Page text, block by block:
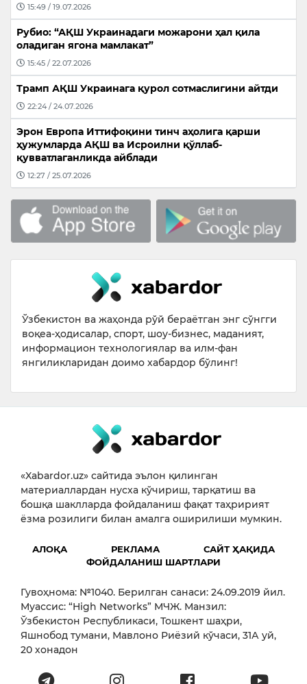
15:49 / 19.07.2026
Рубио: “АҚШ Украинадаги можарони ҳал қила
оладиган ягона мамлакат”
15:45 / 22.07.2026
Трамп АҚШ Украинага қурол сотмаслигини айтди
22:24 / 24.07.2026
Эрон Европа Иттифоқини тинч аҳолига қарши
ҳужумларда АҚШ ва Исроилни қўллаб-
қувватлаганликда айблади
12:27 / 25.07.2026
Ўзбекистон ва жаҳонда рўй бераётган энг сўнгги
воқеа-ҳодисалар, спорт, шоу-бизнес, маданият,
информацион технологиялар ва илм-фан
янгиликларидан доимо хабардор бўлинг!
«Xabardor.uz» сайтида эълон қилинган
материаллардан нусха кўчириш, тарқатиш ва
бошқа шаклларда фойдаланиш фақат таҳририят
ёзма розилиги билан амалга оширилиши мумкин.
АЛОҚА РЕКЛАМА
САЙТ ҲАҚИДА
ФОЙДАЛАНИШ ШАРТЛАРИ
Гувоҳнома: №1040. Берилган санаси: 24.09.2019 йил.
Муассис: “High Networks” МЧЖ. Манзил:
Ўзбекистон Республикаси, Тошкент шаҳри,
Яшнобод тумани, Мавлоно Риёзий кўчаси, 31А уй,
20 хонадон